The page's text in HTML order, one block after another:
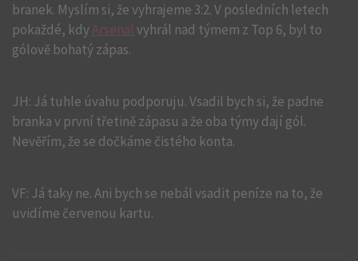
branek. Myslím si, že vyhrajeme 3:2. V posledních letech
pokaždé, kdyArsenalvyhrál nad týmem z Top 6, byl to
gólově bohatý zápas.
JH: Já tuhle úvahu podporuju. Vsadil bych si, že padne
branka v první třetině zápasu a že oba týmy dají gól.
Nevěřím, že se dočkáme čistého konta.
VF: Já taky ne. Ani bych se nebál vsadit peníze na to, že
uvidíme červenou kartu.